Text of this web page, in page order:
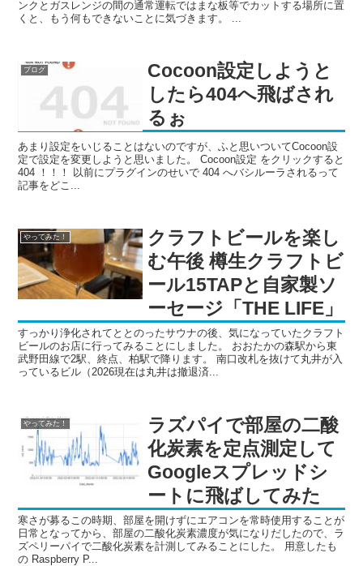
ンクとガスレンジの間の通常運転ではまな板等でカットする場所に置
くと、もう何もできないことに気づきます。 ...
ブログ
Cocoon設定しようと
したら404へ飛ばされ
るぉ
あまり設定をいじることはないのですが、ふと思いついてCocoon設
定で設定を変更しようと思いました。 Cocoon設定 をクリックすると
404 ！！！ 以前にプラグインのせいで 404 へバシルーラされるって
記事をどこ...
やってみた！
クラフトビールを楽し
む午後 樽生クラフトビ
ール15TAPと自家製ソ
ーセージ「THE LIFE」
すっかり浄化されてととのったサウナの後、気になっていたクラフト
ビールのお店に行ってみることにしました。 おおたかの森駅から東
武野田線で2駅、終点、柏駅で降ります。 南口改札を抜けて丸井が入
っているビル（2026現在は丸井は撤退済...
やってみた！
ラズパイで部屋の二酸
化炭素を定点測定して
Googleスプレッドシ
ートに飛ばしてみた
寒さが募るこの時期、部屋を開けずにエアコンを常時使用することが
日常となってから、部屋の二酸化炭素濃度が気になりだしたので、ラ
ズペリーパイで二酸化炭素を計測してみることにした。 用意したも
の Raspberry P...